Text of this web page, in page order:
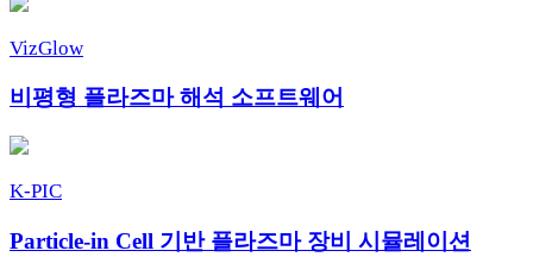
VizGlow
비평형 플라즈마 해석 소프트웨어
K-PIC
Particle-in Cell 기반 플라즈마 장비 시뮬레이션